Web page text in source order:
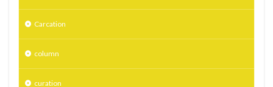
Carcation
column
curation